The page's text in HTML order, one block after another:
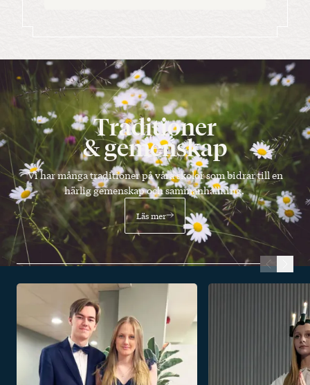
Traditioner
& gemenskap
Vi har många traditioner på våra skolor som bidrar till en
härlig gemenskap och sammanhållning.
Läs mer